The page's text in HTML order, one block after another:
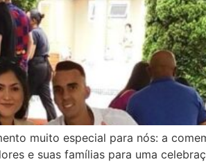
muito especial para nós: a
e suas famílias para uma